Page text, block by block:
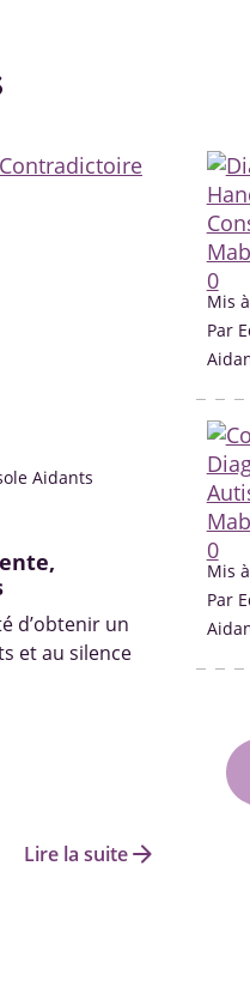
Aidants
d’obtenir un
et au silence
Lire la suitearrow_forward
Mis
Par
Mis
Par